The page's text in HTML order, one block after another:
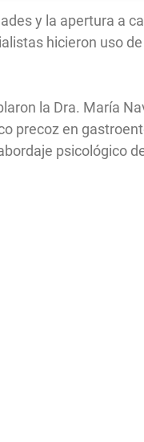
y la apertura a
hicieron uso
la Dra. María
precoz en
psicológico